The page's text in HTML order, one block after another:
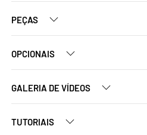
PEÇAS
OPCIONAIS
GALERIA DE VÍDEOS
TUTORIAIS